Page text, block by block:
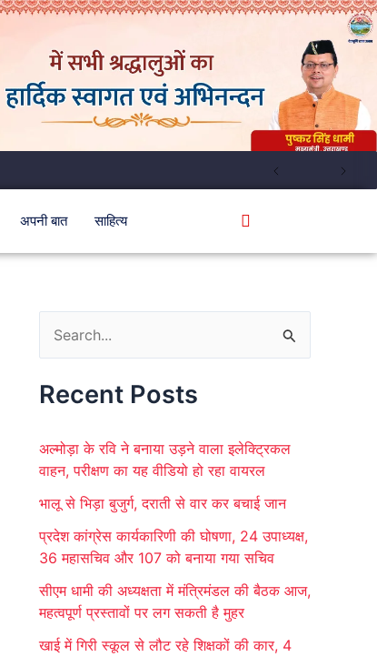
अपनी बात साहित्य
a
c
o
Recent Posts
अल्मोड़ा के रवि ने बनाया उड़ने वाला इलेक्ट्रिकल
वाहन, परीक्षण का यह वीडियो हो रहा वायरल
भालू से भिड़ा बुजुर्ग, दराती से वार कर बचाई जान
प्रदेश कांग्रेस कार्यकारिणी की घोषणा, 24 उपाध्यक्ष,
36 महासचिव और 107 को बनाया गया सचिव
सीएम धामी की अध्यक्षता में मंत्रिमंडल की बैठक आज,
महत्वपूर्ण प्रस्तावों पर लग सकती है मुहर
खाई में गिरी स्कूल से लौट रहे शिक्षकों की कार, 4